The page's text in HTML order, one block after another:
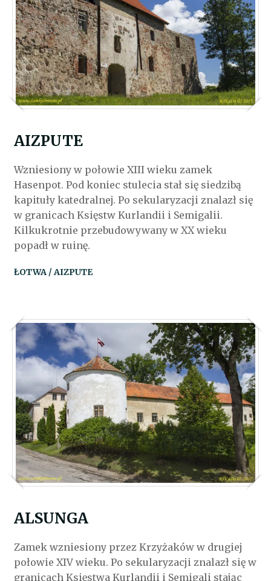
AIZPUTE
Wzniesiony w połowie XIII wieku zamek
Hasenpot. Pod koniec stulecia stał się siedzibą
kapituły katedralnej. Po sekularyzacji znalazł się
w granicach Księstw Kurlandii i Semigalii.
Kilkukrotnie przebudowywany w XX wieku
popadł w ruinę.
ŁOTWA / AIZPUTE
ALSUNGA
Zamek wzniesiony przez Krzyżaków w drugiej
połowie XIV wieku. Po sekularyzacji znalazł się w
granicach Księstwa Kurlandii i Semigali stając